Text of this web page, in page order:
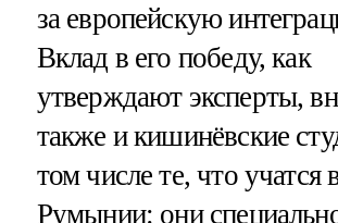
за европейскую
Вклад в его победу, как
утверждают эксперты,
также и кишинёвские
том числе те, что учатся
Румынии: они